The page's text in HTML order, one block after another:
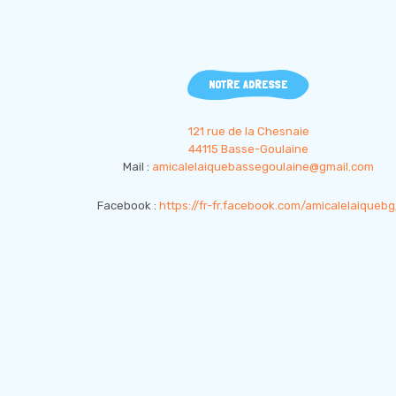
NOTRE ADRESSE
121 rue de la Chesnaie
44115 Basse-Goulaine
Mail : amicalelaiquebassegoulaine@gmail.com
Facebook : https://fr-fr.facebook.com/